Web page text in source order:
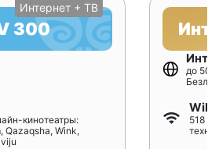
Интернет + ТВ
300
кинотеатры:
Qazaqsha, Wink,
viju
до
518